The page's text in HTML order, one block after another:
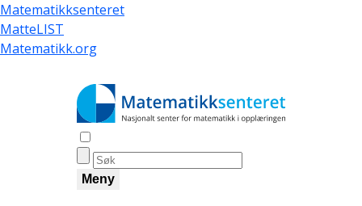
Hopp
til
hovedinnhold
Matematikksenteret
MatteLIST
Matematikk.org
Meny